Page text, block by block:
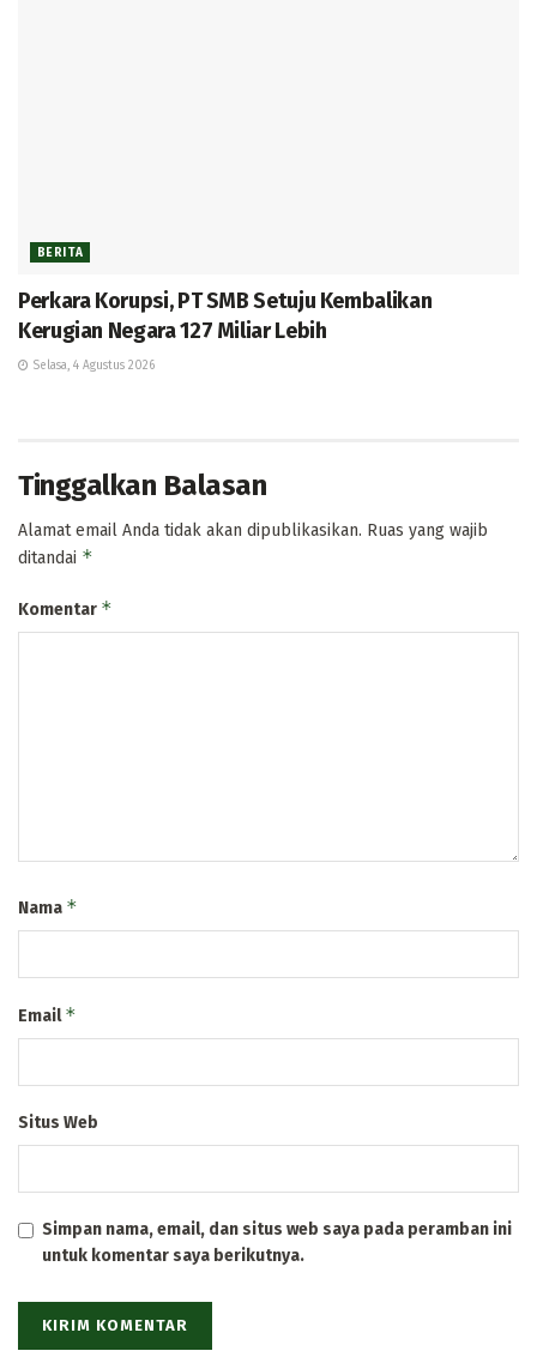
BERITA
Perkara Korupsi, PT SMB Setuju Kembalikan
Kerugian Negara 127 Miliar Lebih
Selasa, 4 Agustus 2026
Tinggalkan Balasan
Alamat email Anda tidak akan dipublikasikan. Ruas yang wajib
ditandai *
Komentar *
Nama *
Email*
Situs Web
Simpan nama, email, dan situs web saya pada peramban ini
untuk komentar saya berikutnya.